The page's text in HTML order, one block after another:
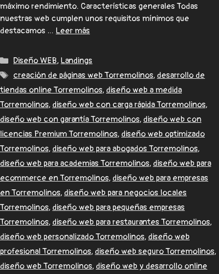
máximo rendimiento. Características generales Todas
nuestras web cumplen unos requisitos mínimos que
destacamos … Leer más
Diseño WEB, Landings
creación de páginas web Torremolinos, desarrollo de
tiendas online Torremolinos, diseño web a medida
Torremolinos, diseño web con carga rápida Torremolinos,
diseño web con garantía Torremolinos, diseño web con
licencias Premium Torremolinos, diseño web optimizado
Torremolinos, diseño web para abogados Torremolinos,
diseño web para academias Torremolinos, diseño web para
ecommerce en Torremolinos, diseño web para empresas
en Torremolinos, diseño web para negocios locales
Torremolinos, diseño web para pequeñas empresas
Torremolinos, diseño web para restaurantes Torremolinos,
diseño web personalizado Torremolinos, diseño web
profesional Torremolinos, diseño web seguro Torremolinos,
diseño web Torremolinos, diseño web y desarrollo online